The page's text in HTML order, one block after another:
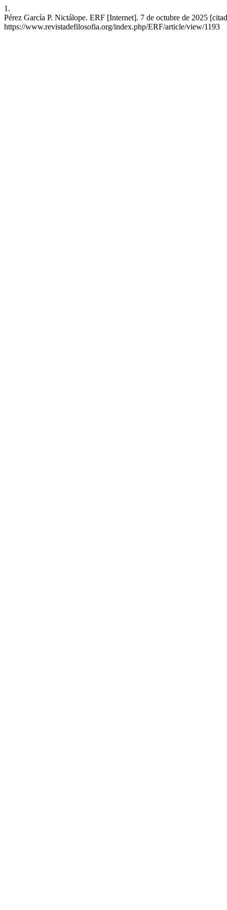
1.
Pérez García P. Nictálope. ERF [Internet]. 7 de octubre de 2025
https://www.revistadefilosofia.org/index.php/ERF/article/view/1193